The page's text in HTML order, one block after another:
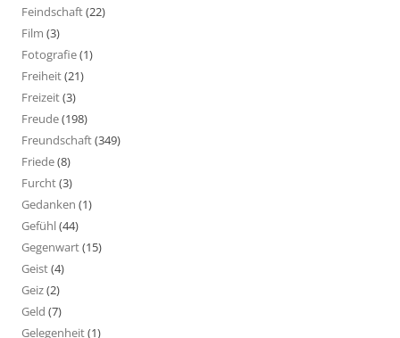
Feindschaft(22)
Film (3)
Fotografie(1)
Freiheit(21)
Freizeit(3)
Freude(198)
Freundschaft(349)
Friede(8)
Furcht(3)
Gedanken (1)
Gefühl(44)
Gegenwart(15)
Geist(4)
Geiz(2)
Geld (7)
Gelegenheit(1)